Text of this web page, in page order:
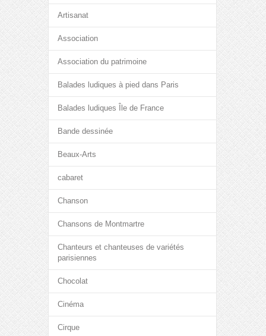
Artisanat
Association
Association du patrimoine
Balades ludiques à pied dans Paris
Balades ludiques Île de France
Bande dessinée
Beaux-Arts
cabaret
Chanson
Chansons de Montmartre
Chanteurs et chanteuses de variétés
parisiennes
Chocolat
Cinéma
Cirque